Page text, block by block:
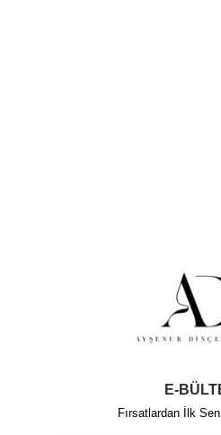
E-
Fırsatlardan İlk